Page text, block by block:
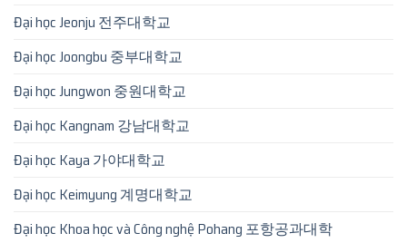
Đại học Jeonju 전주대학교
Đại học Joongbu 중부대학교
Đại học Jungwon 중원대학교
Đại học Kangnam 강남대학교
Đại học Kaya 가야대학교
Đại học Keimyung 계명대학교
Đại học Khoa học và Công nghệ Pohang 포항공과대학